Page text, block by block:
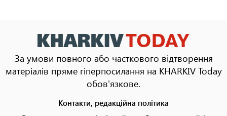
За умови повного або часткового відтворення
матеріалів пряме гіперпосилання на KHARKIV Today
обов'язкове.
Контакти, редакційна політика